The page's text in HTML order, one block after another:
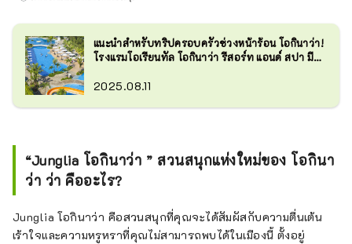
โก้"
แนะนำสำหรับทริปครอบครัวช่วงหน้าร้อน โอกินาว่า!
โรงแรมโอเรียนทัล โอกินาว่า รีสอร์ท แอนด์ สปา มี
2025.08.11
“Junglia โอกินาว่า ” สวนสนุกแห่งใหม่ของ โอกินา
ว่า ว่า คืออะไร?
Junglia โอกินาว่า คือสวนสนุกที่คุณจะได้สัมผัสกับความตื่นเต้น
เร้าใจและความหรูหราที่คุณไม่สามารถพบได้ในเมืองนี้ ตั้งอยู่